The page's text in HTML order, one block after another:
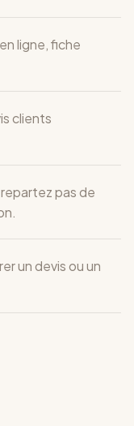
ligne, fiche
clients
pas de
un devis ou un